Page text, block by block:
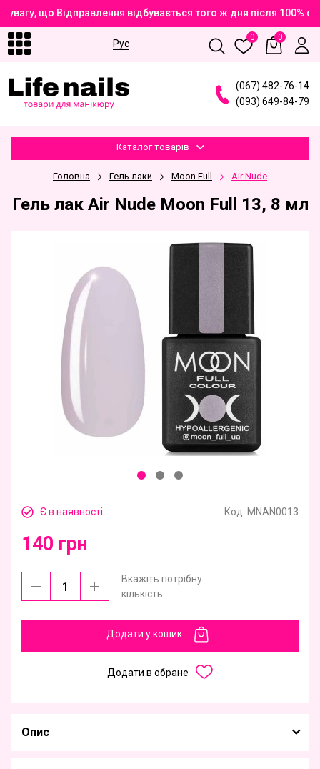
що Відправлення відбувається того ж дня після
Рус
0 0
(067) 482-76-14
(093) 649-84-79
Каталог товарів
Головна Гель лаки Moon Full Air Nude
Гель лак Air Nude Moon Full 13, 8 мл
Є в наявності Код: MNAN0013
140 грн
Вкажіть потрібну
кількість
Додати у кошик
Додати в обране
Опис